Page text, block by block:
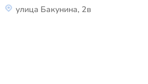
улица Бакунина, 2в